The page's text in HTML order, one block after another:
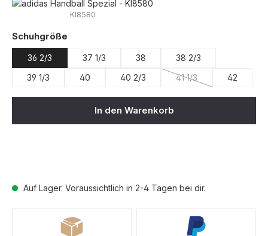
Auf Lager. Voraussichtlich in 2-4 Tagen bei dir.
KI8580
Schuhgröße
36 2/3 37 1/3 38
38 2/3
39 1/3
40 40 2/3 41 1/3
(Diese Option ist
42
In den Warenkorb